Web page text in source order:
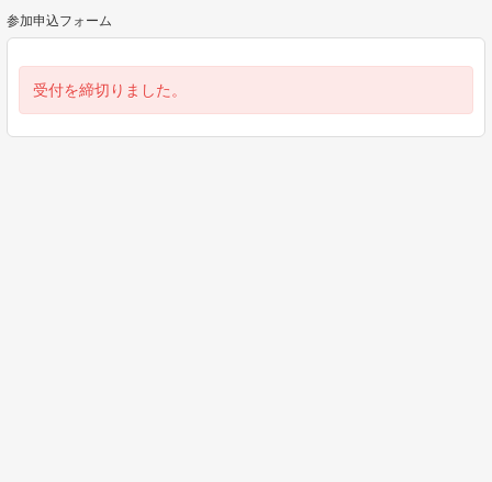
参加申込フォーム
受付を締切りました。